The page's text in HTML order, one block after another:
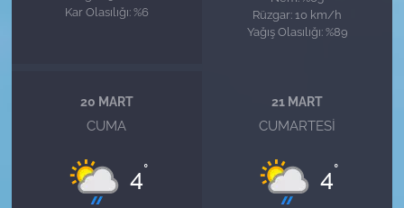
Kar Olasılığı: %6
Rüzgar: 10 km/h
Yağış Olasılığı: %89
20 MART
CUMA
4°
21 MART
CUMARTESI
4°